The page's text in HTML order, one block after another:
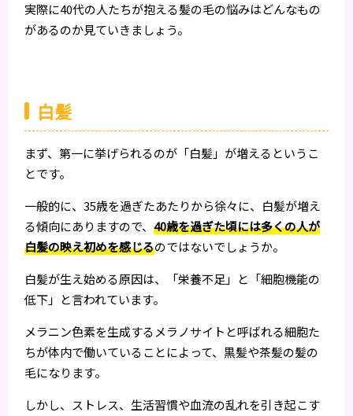
実際に40代の人たちが抱える髪の毛の悩みはどんなもの
があるのか見ていきましょう。
白髪
まず、第一に挙げられるのが「白髪」が増えるというこ
とです。
一般的に、35歳を過ぎたあたりから徐々に、白髪が増え
る傾向にありますので、40歳を過ぎた頃には多くの人が
白髪の映え初めを感じるのではないでしょうか。
白髪が生え始める原因は、「栄養不足」と「細胞機能の
低下」と言われています。
メラニン色素を生成するメラノサイトと呼ばれる細胞た
ちが体内で働いていることによって、黒髪や茶髪の髪の
毛になります。
しかし、ストレス、生活習慣や血流の乱れを引き起こす